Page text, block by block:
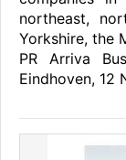
northeast,
Yorkshire, the
PR Arriva
Eindhoven, 12